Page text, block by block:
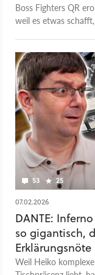
verwandeln
Boss Fighters QR
weil es etwas
53 25
07.02.2026
DANTE:
so gigantisch,
Weil Heiko